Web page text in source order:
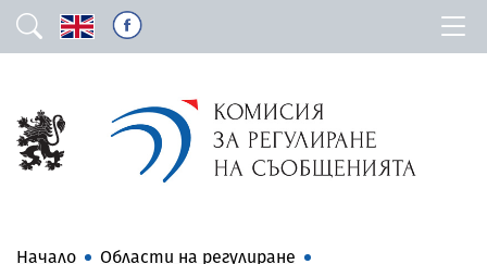
Начало
Области на регулиране